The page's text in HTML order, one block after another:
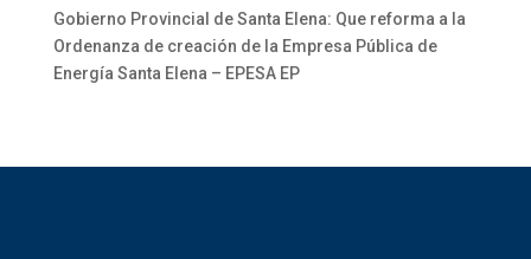
Gobierno Provincial de Santa Elena: Que reforma a la
Ordenanza de creación de la Empresa Pública de
Energía Santa Elena – EPESA EP